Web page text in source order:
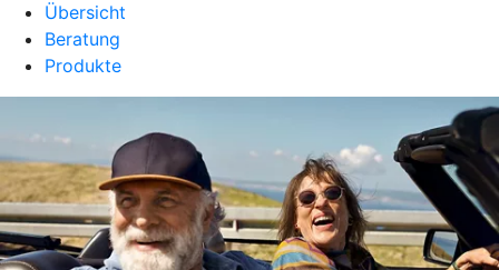
Übersicht
Beratung
Produkte